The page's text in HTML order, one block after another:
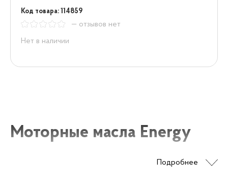
Код товара: 114859
— отзывов нет
Нет в наличии
Подробнее
Моторные масла Energy
Моторные масла производства Energy – это